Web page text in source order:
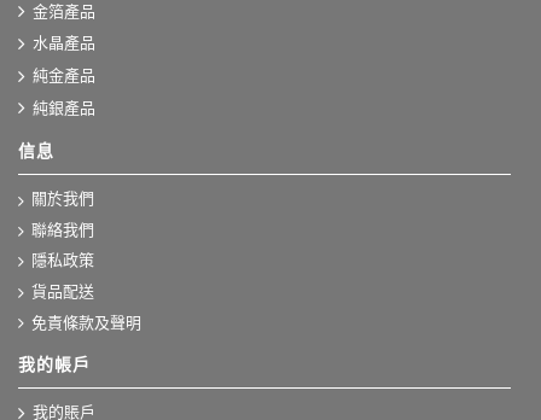
金箔產品
水晶產品
純金產品
純銀產品
信息
關於我們
聯絡我們
隱私政策
貨品配送
免責條款及聲明
我的帳戶
我的賬戶